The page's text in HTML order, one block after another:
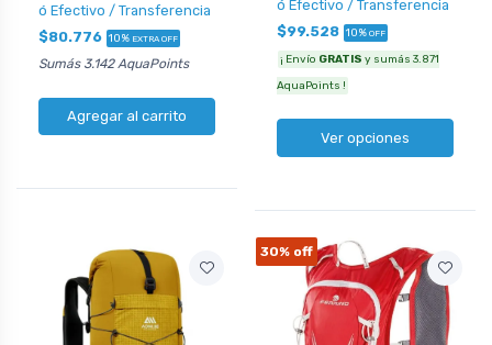
ó Efectivo / Transferencia
$80.776 10% EXTRA OFF
Sumás 3.142 AquaPoints
Agregar al carrito
ó Efectivo / Transferencia
$99.528 10% OFF
¡ Envío GRATIS y sumás 3.871
AquaPoints !
Ver opciones
30% off